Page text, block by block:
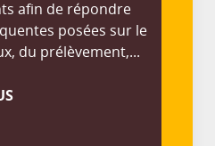
afin de répondre
posées sur le
du prélèvement,...